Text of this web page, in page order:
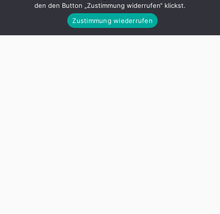
den den Button „Zustimmung widerrufen“ klickst.
Zustimmung wiederrufen